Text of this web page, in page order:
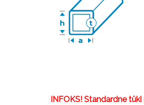
INFOKS! Standardne